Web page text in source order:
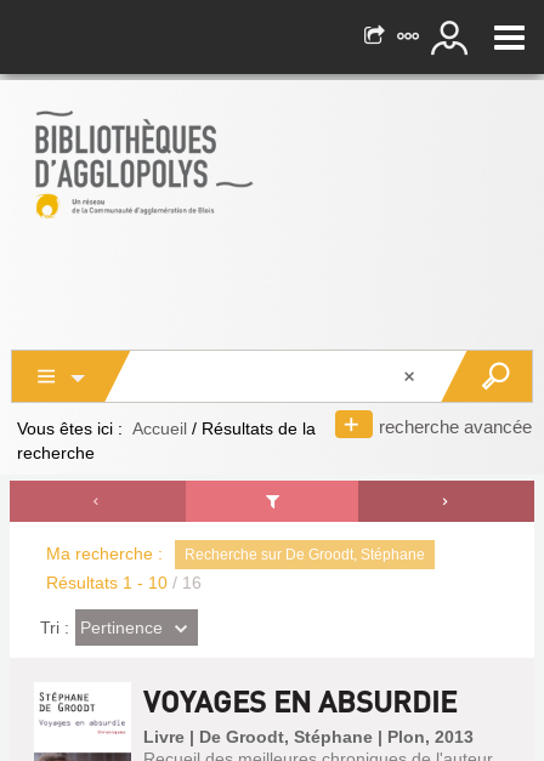
recherche avancée
Vous êtes ici : Accueil / Résultats de la
recherche
Ma recherche : Recherche sur De Groodt, Stéphane
Résultats 1 - 10 / 16
Tri : (Effet
imédiat)
Pertinence
VOYAGES EN ABSURDIE
Livre | De Groodt, Stéphane | Plon, 2013